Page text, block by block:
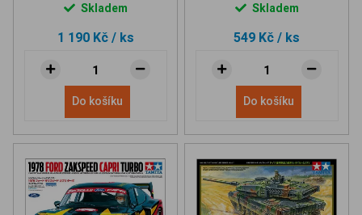
Skladem
1 190 Kč / ks
Do košíku
Skladem
549 Kč / ks
Do košíku